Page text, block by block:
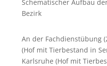
Schematischer Aufbau
Bezirk
An der Fachdienstübung
(Hof mit Tierbestand in
Karlsruhe (Hof mit